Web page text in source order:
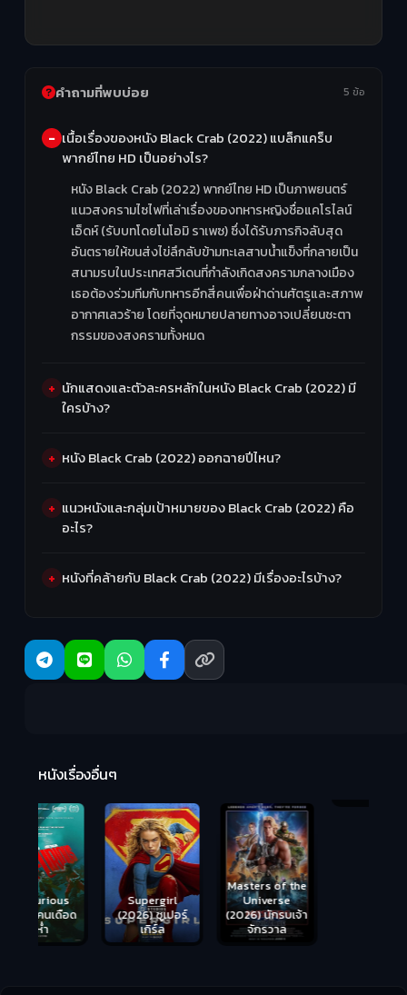
คำถามที่พบบ่อย 5 ข้อ
เนื้อเรื่องของหนัง Black Crab (2022) แบล็กแคร็บ
พากย์ไทย HD เป็นอย่างไร?
หนัง Black Crab (2022) พากย์ไทย HD เป็นภาพยนตร์
แนวสงครามไซไฟที่เล่าเรื่องของทหารหญิงชื่อแคโรไลน์
เอ็ดห์ (รับบทโดยโนโอมิ ราเพซ) ซึ่งได้รับภารกิจลับสุด
อันตรายให้ขนส่งไข่ลึกลับข้ามทะเลสาบน้ำแข็งที่กลายเป็น
สนามรบในประเทศสวีเดนที่กำลังเกิดสงครามกลางเมือง
เธอต้องร่วมทีมกับทหารอีกสี่คนเพื่อฝ่าด่านศัตรูและสภาพ
อากาศเลวร้าย โดยที่จุดหมายปลายทางอาจเปลี่ยนชะตา
กรรมของสงครามทั้งหมด
นักแสดงและตัวละครหลักในหนัง Black Crab (2022) มี
ใครบ้าง?
หนัง Black Crab (2022) ออกฉายปีไหน?
แนวหนังและกลุ่มเป้าหมายของ Black Crab (2022) คือ
อะไร?
หนังที่คล้ายกับ Black Crab (2022) มีเรื่องอะไรบ้าง?
หนังเรื่องอื่นๆ
Supergirl
(2026) ซูเปอร์
Masters of the
Universe
(2026) นักรบเจ้า
จักรวาล
Hungry (2026)
มันเด้งขึ้นมาแดก